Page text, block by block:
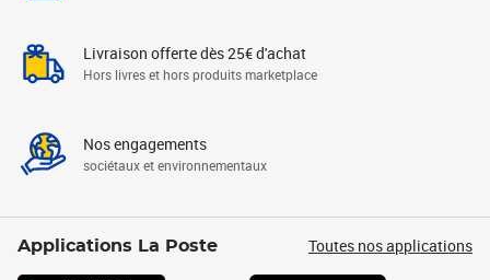
Livraison offerte dès 25€ d'achat
Hors livres et hors produits marketplace
Nos engagements
sociétaux et environnementaux
Applications La Poste Toutes nos applications